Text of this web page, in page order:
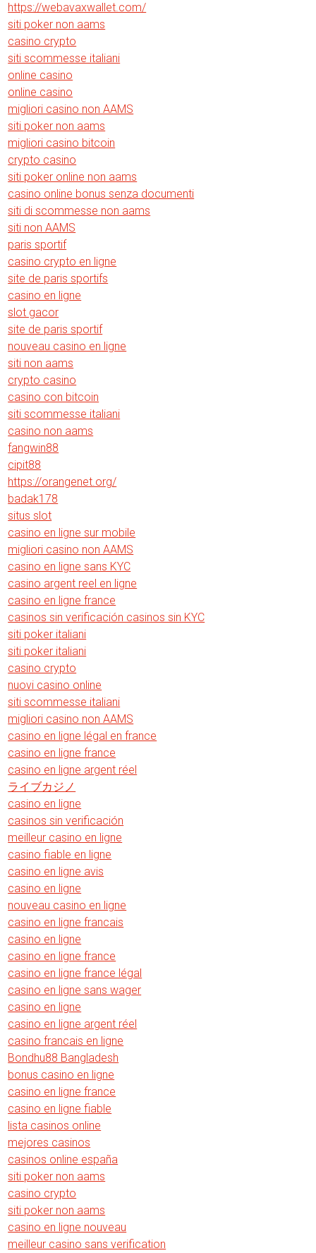
https://webavaxwallet.com/
siti poker non aams
casino crypto
siti scommesse italiani
online casino
online casino
migliori casino non AAMS
siti poker non aams
migliori casino bitcoin
crypto casino
siti poker online non aams
casino online bonus senza documenti
siti di scommesse non aams
siti non AAMS
paris sportif
casino crypto en ligne
site de paris sportifs
casino en ligne
slot gacor
site de paris sportif
nouveau casino en ligne
siti non aams
crypto casino
casino con bitcoin
siti scommesse italiani
casino non aams
fangwin88
cipit88
https://orangenet.org/
badak178
situs slot
casino en ligne sur mobile
migliori casino non AAMS
casino en ligne sans KYC
casino argent reel en ligne
casino en ligne france
casinos sin verificación casinos sin KYC
siti poker italiani
siti poker italiani
casino crypto
nuovi casino online
siti scommesse italiani
migliori casino non AAMS
casino en ligne légal en france
casino en ligne france
casino en ligne argent réel
ライブカジノ
casino en ligne
casinos sin verificación
meilleur casino en ligne
casino fiable en ligne
casino en ligne avis
casino en ligne
nouveau casino en ligne
casino en ligne francais
casino en ligne
casino en ligne france
casino en ligne france légal
casino en ligne sans wager
casino en ligne
casino en ligne argent réel
casino francais en ligne
Bondhu88 Bangladesh
bonus casino en ligne
casino en ligne france
casino en ligne fiable
lista casinos online
mejores casinos
casinos online españa
siti poker non aams
casino crypto
siti poker non aams
casino en ligne nouveau
meilleur casino sans verification